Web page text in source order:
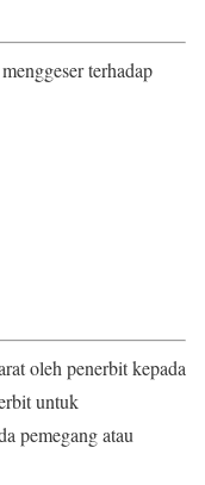
terhadap
oleh penerbit kepada
untuk
pemegang atau